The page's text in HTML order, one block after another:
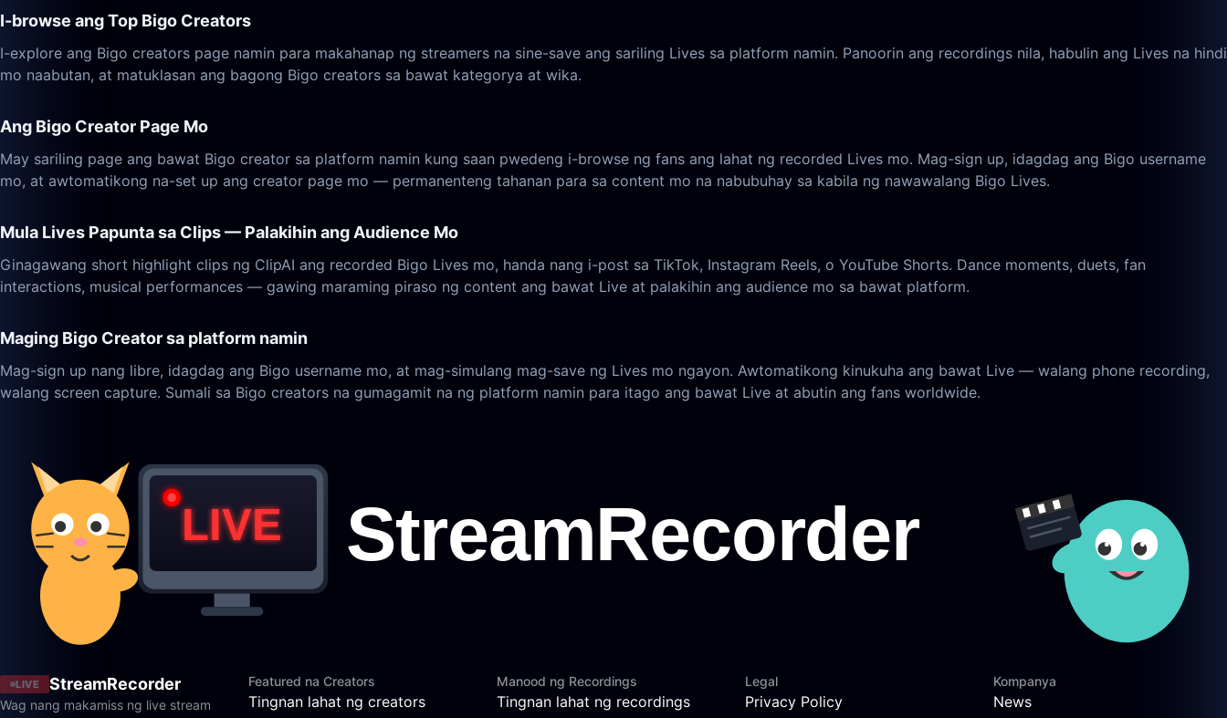
I-browse ang Top Bigo Creators
I-explore ang Bigo creators page namin para makahanap ng streamers na sine-save ang sariling Lives sa platform namin. Panoorin ang recordings nila, habulin ang Lives na hindi
mo naabutan, at matuklasan ang bagong Bigo creators sa bawat kategorya at wika.
Ang Bigo Creator Page Mo
May sariling page ang bawat Bigo creator sa platform namin kung saan pwedeng i-browse ng fans ang lahat ng recorded Lives mo. Mag-sign up, idagdag ang Bigo username
mo, at awtomatikong na-set up ang creator page mo — permanenteng tahanan para sa content mo na nabubuhay sa kabila ng nawawalang Bigo Lives.
Mula Lives Papunta sa Clips — Palakihin ang Audience Mo
Ginagawang short highlight clips ng ClipAI ang recorded Bigo Lives mo, handa nang i-post sa TikTok, Instagram Reels, o YouTube Shorts. Dance moments, duets, fan
interactions, musical performances — gawing maraming piraso ng content ang bawat Live at palakihin ang audience mo sa bawat platform.
Maging Bigo Creator sa platform namin
Mag-sign up nang libre, idagdag ang Bigo username mo, at mag-simulang mag-save ng Lives mo ngayon. Awtomatikong kinukuha ang bawat Live — walang phone recording,
walang screen capture. Sumali sa Bigo creators na gumagamit na ng platform namin para itago ang bawat Live at abutin ang fans worldwide.
LIVE StreamRecorder
Wag nang makamiss ng live stream
Featured na Creators
Tingnan lahat ng creators
Manood ng Recordings
Tingnan lahat ng recordings
Legal
Privacy Policy
Kompanya
News